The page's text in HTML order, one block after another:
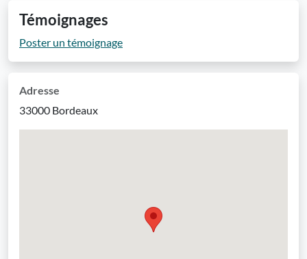
Témoignages
Poster un témoignage
Adresse
33000 Bordeaux